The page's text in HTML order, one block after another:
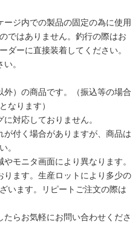
ジ内での製品の固定の為に使用
ではありません。釣行の際はお
ーに直接装着してください。
。
）の商品です。（振込等の場合
なります）
対応しておりません。
付く場合がありますが、商品は
。
モニタ画面により異なります。
ます。生産ロットにより多少の
います。リピートご注文の際は
らお気軽にお問い合わせくださ